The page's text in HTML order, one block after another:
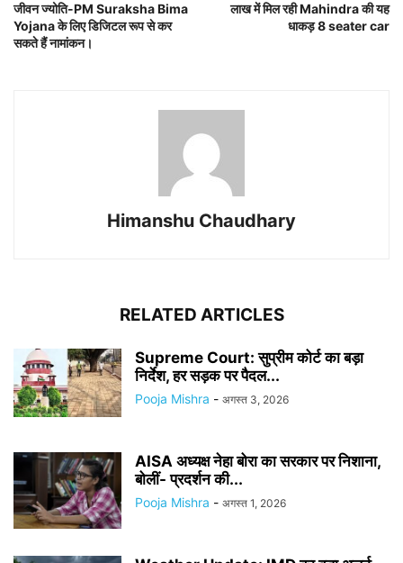
जीवन ज्योति-PM Suraksha Bima
Yojana के लिए डिजिटल रूप से कर
सकते हैं नामांकन।
लाख में मिल रही Mahindra की यह
धाकड़ 8 seater car
Himanshu Chaudhary
RELATED ARTICLES
Supreme Court: सुप्रीम कोर्ट का बड़ा
निर्देश, हर सड़क पर पैदल...
Pooja Mishra - अगस्त 3, 2026
AISA अध्यक्ष नेहा बोरा का सरकार पर निशाना,
बोलीं- प्रदर्शन की...
Pooja Mishra - अगस्त 1, 2026